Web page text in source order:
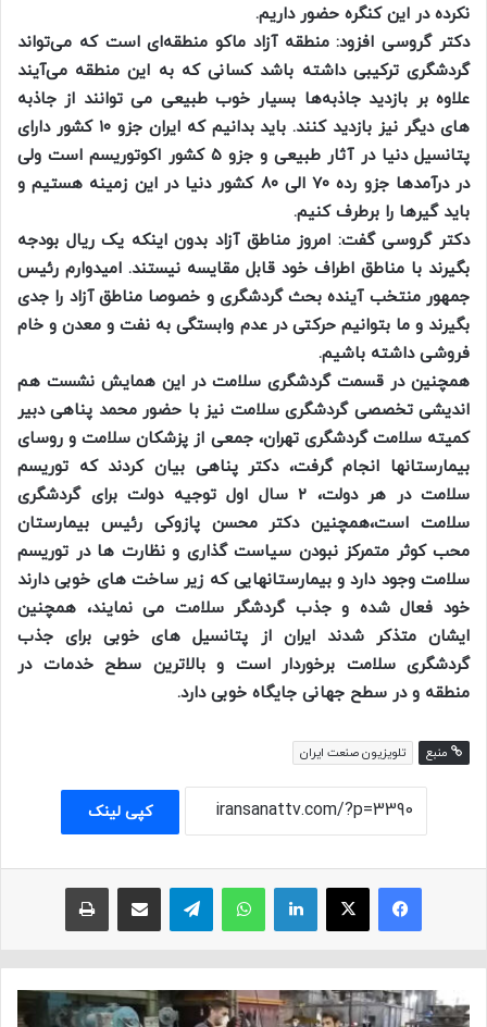
نکرده در این کنگره حضور داریم.
دکتر گروسی افزود: منطقه آزاد ماکو منطقه‌ای است که می‌تواند
گردشگری ترکیبی داشته باشد کسانی که به این منطقه می‌آیند
علاوه بر بازدید جاذبه‌ها بسیار خوب طبیعی می توانند از جاذبه
های دیگر نیز بازدید کنند. باید بدانیم که ایران جزو ۱۰ کشور دارای
پتانسیل دنیا در آثار طبیعی و جزو ۵ کشور اکوتوریسم است ولی
در درآمدها جزو رده ۷۰ الی ۸۰ کشور دنیا در این زمینه هستیم و
باید گیرها را برطرف کنیم.
دکتر گروسی گفت: امروز مناطق آزاد بدون اینکه یک ریال بودجه
بگیرند با مناطق اطراف خود قابل مقایسه نیستند. امیدوارم رئیس
جمهور منتخب آینده بحث گردشگری و خصوصا مناطق آزاد را جدی
بگیرند و ما بتوانیم حرکتی در عدم وابستگی به نفت و معدن و خام
فروشی داشته باشیم.
همچنین در قسمت گردشگری سلامت در این همایش نشست هم
اندیشی تخصصی گردشگری سلامت نیز با حضور محمد پناهی دبیر
کمیته سلامت گردشگری تهران، جمعی از پزشکان سلامت و روسای
بیمارستانها انجام گرفت، دکتر پناهی بیان کردند که توریسم
سلامت در هر دولت، ۲ سال اول توجیه دولت برای گردشگری
سلامت است،همچنین دکتر محسن پازوکی رئیس بیمارستان
محب کوثر متمرکز نبودن سیاست گذاری و نظارت ها در توریسم
سلامت وجود دارد و بیمارستانهایی که زیر ساخت های خوبی دارند
خود فعال شده و جذب گردشگر سلامت می نمایند، همچنین
ایشان متذکر شدند ایران از پتانسیل های خوبی برای جذب
گردشگری سلامت برخوردار است و بالاترین سطح خدمات در
منطقه و در سطح جهانی جایگاه خوبی دارد.
منبع تلویزیون صنعت ایران
کپی لینک
فیسبوک ایکس لینکداین واتس آپ تلگرام